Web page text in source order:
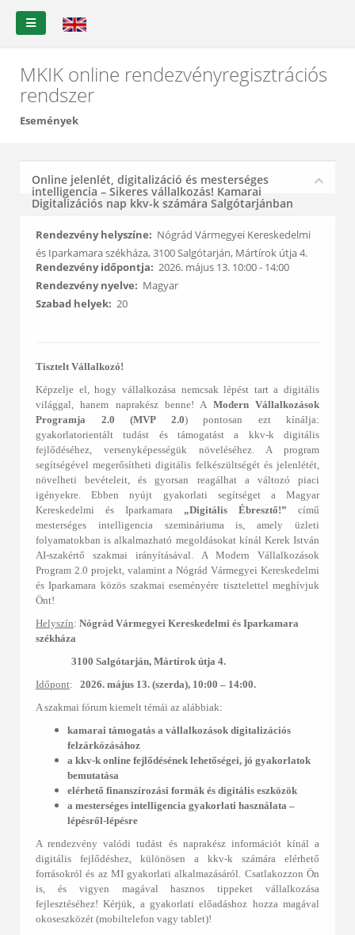
MKIK online rendezvényregisztrációs
rendszer
Események
Online jelenlét, digitalizáció és mesterséges
intelligencia – Sikeres vállalkozás! Kamarai
Digitalizációs nap kkv-k számára Salgótarjánban
Rendezvény helyszíne: Nógrád Vármegyei Kereskedelmi
és Iparkamara székháza, 3100 Salgótarján, Mártírok útja 4.
Rendezvény időpontja: 2026. május 13. 10:00 - 14:00
Rendezvény nyelve: Magyar
Szabad helyek: 20
Tisztelt Vállalkozó!
Képzelje el, hogy vállalkozása nemcsak lépést tart a digitális
világgal, hanem naprakész benne! A Modern Vállalkozások
Programja 2.0 (MVP 2.0) pontosan ezt kínálja:
gyakorlatorientált tudást és támogatást a kkv-k digitális
fejlődéséhez, versenyképességük növeléséhez. A program
segítségével megerősítheti digitális felkészültségét és jelenlétét,
növelheti bevételeit, és gyorsan reagálhat a változó piaci
igényekre. Ebben nyújt gyakorlati segítséget a Magyar
Kereskedelmi és Iparkamara „Digitális Ébresztő!” című
mesterséges intelligencia szemináriuma is, amely üzleti
folyamatokban is alkalmazható megoldásokat kínál Kerek István
AI-szakértő szakmai irányításával. A Modern Vállalkozások
Program 2.0 projekt, valamint a Nógrád Vármegyei Kereskedelmi
és Iparkamara közös szakmai eseményére tisztelettel meghívjuk
Önt!
Helyszín: Nógrád Vármegyei Kereskedelmi és Iparkamara
székháza
3100 Salgótarján, Mártírok útja 4.
Időpont:
2026. május 13. (szerda), 10:00 – 14:00.
A szakmai fórum kiemelt témái az alábbiak:
kamarai támogatás a vállalkozások digitalizációs
felzárkózásához
a kkv-k online fejlődésének lehetőségei, jó gyakorlatok
bemutatása
elérhető finanszírozási formák és digitális eszközök
a mesterséges intelligencia gyakorlati használata ‒
lépésről-lépésre
A rendezvény valódi tudást és naprakész információt kínál a
digitális fejlődéshez, különösen a kkv-k számára elérhető
forrásokról és az MI gyakorlati alkalmazásáról. Csatlakozzon Ön
is, és vigyen magával hasznos tippeket vállalkozása
fejlesztéséhez! Kérjük, a gyakorlati előadáshoz hozza magával
okoseszközét (mobiltelefon vagy tablet)!